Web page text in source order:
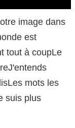
image dans
est
tout à coupLe
mots les
suis plus